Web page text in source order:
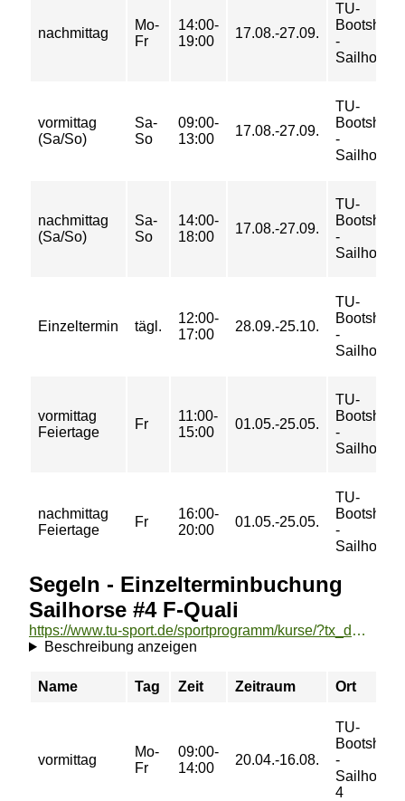
nachmittag
Mo-
Fr
14:00-
19:00
17.08.-27.09.
TU-
Bootshaus
-
Sailhorse
vormittag
(Sa/So)
Sa-
So
09:00-
13:00
17.08.-27.09.
TU-
Bootshaus
-
Sailhorse
nachmittag
(Sa/So)
Sa-
So
14:00-
18:00
17.08.-27.09.
TU-
Bootshaus
-
Sailhorse
Einzeltermin tägl.
12:00-
17:00
28.09.-25.10.
TU-
Bootshaus
-
Sailhorse
vormittag
Feiertage
Fr
11:00-
15:00
01.05.-25.05.
TU-
Bootshaus
-
Sailhorse
nachmittag
Feiertage
Fr
16:00-
20:00
01.05.-25.05.
TU-
Bootshaus
-
Sailhorse
Segeln - Einzelterminbuchung
Sailhorse #4 F-Quali
https://www.tu-sport.de/sportprogramm/kurse/?tx_dwzeh_courses%5Baction%5D=show&tx_dwzeh_courses%5BsportsDescription%5D=1290&cHash=15990e1bd965d872770f5f68c5525779
Beschreibung anzeigen
Name Tag Zeit Zeitraum Ort
vormittag
Mo-
Fr
09:00-
14:00
20.04.-16.08.
TU-
Bootshaus
-
Sailhorse
4